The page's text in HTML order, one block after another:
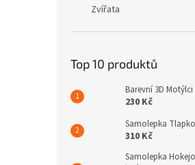
Zvířata
Top 10 produktů
Barevní 3D
230 Kč
Samolepka
310 Kč
Samolepka